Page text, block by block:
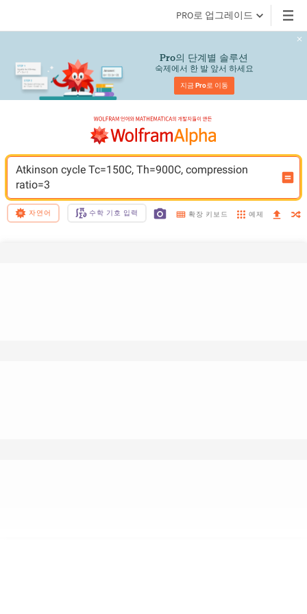
PRO로 업그레이드
Pro의 단계별 솔루션
숙제에서 한 발 앞서 하세요
지금 Pro로 이동
Atkinson cycle Tc=150C, Th=900C, compression
ratio=3
자연어 수학 기호 입력 확장 키보드 예제